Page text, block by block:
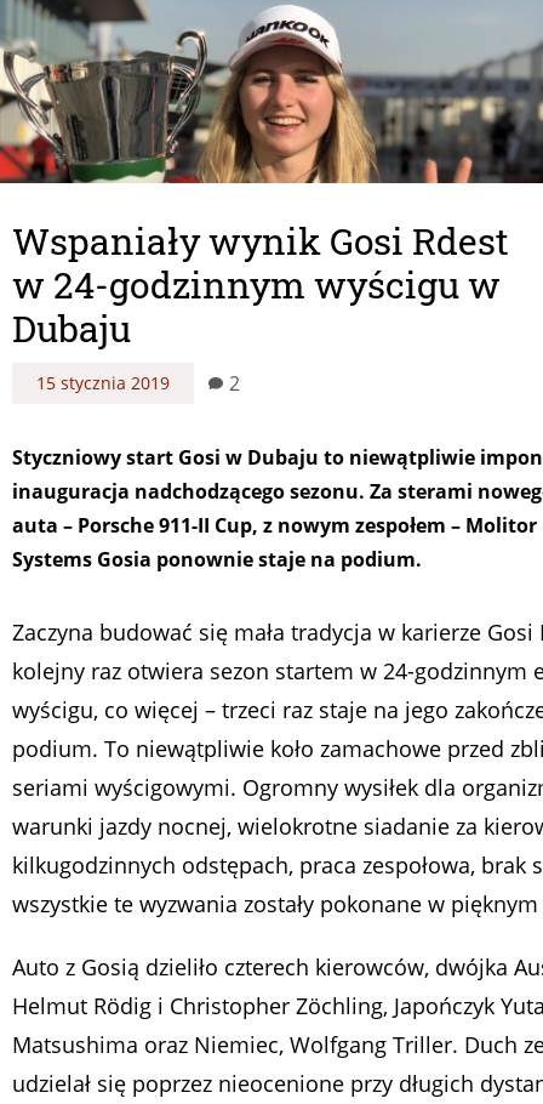
Wspaniały wynik Gosi Rdest
w 24-godzinnym wyścigu w
Dubaju
15 stycznia 2019 2
Styczniowy start Gosi w Dubaju to niewątpliwie
inauguracja nadchodzącego sezonu. Za sterami
auta – Porsche 911-II Cup, z nowym zespołem – Molitor
Systems Gosia ponownie staje na podium.
Zaczyna budować się mała tradycja w karierze Gosi
kolejny raz otwiera sezon startem w 24-godzinnym
wyścigu, co więcej – trzeci raz staje na jego
podium. To niewątpliwie koło zamachowe przed
seriami wyścigowymi. Ogromny wysiłek dla
warunki jazdy nocnej, wielokrotne siadanie za
kilkugodzinnych odstępach, praca zespołowa, brak
wszystkie te wyzwania zostały pokonane w
Auto z Gosią dzieliło czterech kierowców, dwójka
Helmut Rödig i Christopher Zöchling, Japończyk
Matsushima oraz Niemiec, Wolfgang Triller. Duch
udzielał się poprzez nieocenione przy długich